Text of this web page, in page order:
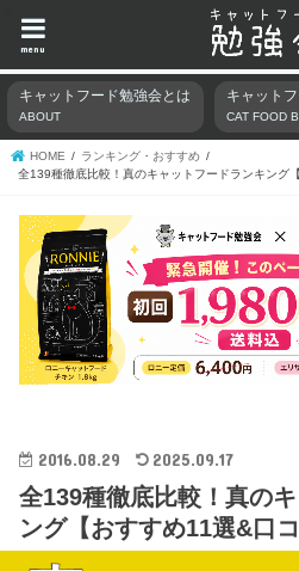
menu
キャットフード勉強会とは
ABOUT
キャット
CAT FOOD
HOME
ランキング・おすすめ
全139種徹底比較！真のキャットフードランキング
2016.08.29 2025.09.17
全139種徹底比較！真の
ング【おすすめ11選&口コ